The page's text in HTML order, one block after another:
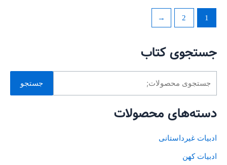
جستجوی کتاب
جستجو
دسته‌های محصولات
ادبیات غیرداستانی
ادبیات کهن
1
2
←